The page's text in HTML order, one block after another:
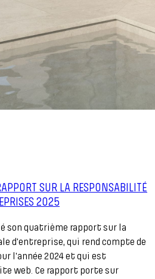
SUR LA RESPONSABILITÉ
2025
son quatrième rapport sur la
d'entreprise, qui rend compte de
l'année 2024 et qui est
web. Ce rapport porte sur